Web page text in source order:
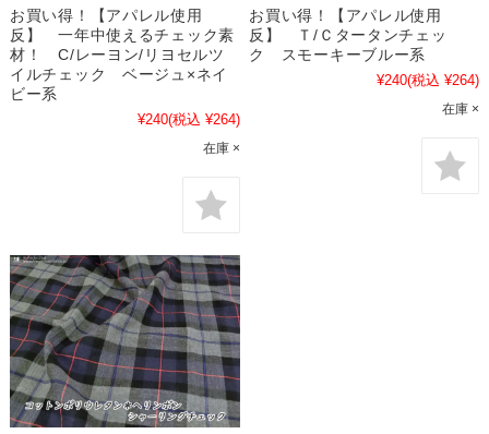
お買い得！【アパレル使用
反】 一年中使えるチェック素
材！ C/レーヨン/リヨセルツ
イルチェック ベージュ×ネイ
ビー系
¥240(税込 ¥264)
在庫 ×
お買い得！【アパレル使用
反】 Ｔ/Ｃタータンチェッ
ク スモーキーブルー系
¥240(税込 ¥264)
在庫 ×